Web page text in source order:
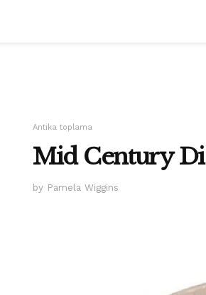
Antika toplama
Mid Century
by Pamela Wiggins